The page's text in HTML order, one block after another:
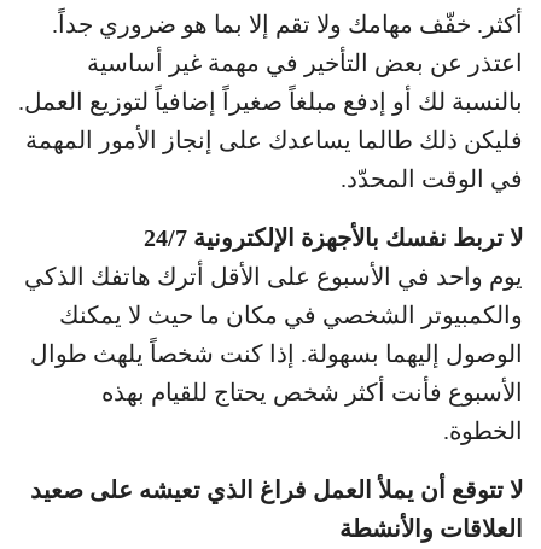
أكثر. خفّف مهامك ولا تقم إلا بما هو ضروري جداً.
اعتذر عن بعض التأخير في مهمة غير أساسية
بالنسبة لك أو إدفع مبلغاً صغيراً إضافياً لتوزيع العمل.
فليكن ذلك طالما يساعدك على إنجاز الأمور المهمة
في الوقت المحدّد.
لا تربط نفسك بالأجهزة الإلكترونية 24/7
يوم واحد في الأسبوع على الأقل أترك هاتفك الذكي
والكمبيوتر الشخصي في مكان ما حيث لا يمكنك
الوصول إليهما بسهولة. إذا كنت شخصاً يلهث طوال
الأسبوع فأنت أكثر شخص يحتاج للقيام بهذه
الخطوة.
لا تتوقع أن يملأ العمل فراغ الذي تعيشه على صعيد
العلاقات والأنشطة